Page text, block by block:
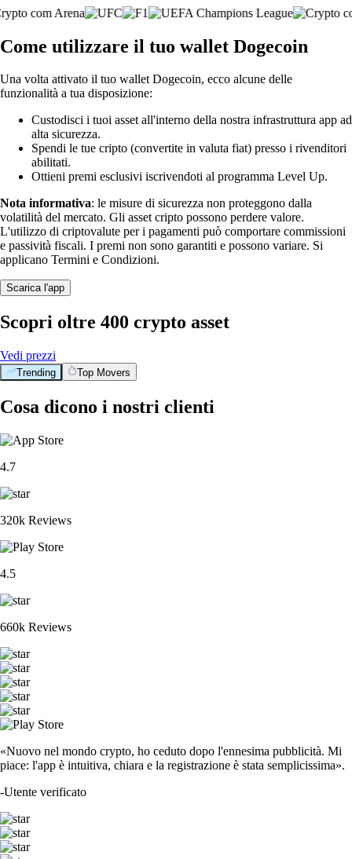
Come utilizzare il tuo wallet Dogecoin
Una volta attivato il tuo wallet Dogecoin, ecco alcune delle
funzionalità a tua disposizione:
Custodisci i tuoi asset all'interno della nostra infrastruttura app ad
alta sicurezza.
Spendi le tue cripto (convertite in valuta fiat) presso i rivenditori
abilitati.
Ottieni premi esclusivi iscrivendoti al programma Level Up.
Nota informativa: le misure di sicurezza non proteggono dalla
volatilità del mercato. Gli asset cripto possono perdere valore.
L'utilizzo di criptovalute per i pagamenti può comportare commissioni
e passività fiscali. I premi non sono garantiti e possono variare. Si
applicano Termini e Condizioni.
Scarica l'app
Scopri oltre 400 crypto asset
Vedi prezzi
Trending Top Movers
Cosa dicono i nostri clienti
4.7
320k Reviews
4.5
660k Reviews
«Nuovo nel mondo crypto, ho ceduto dopo l'ennesima pubblicità. Mi
piace: l'app è intuitiva, chiara e la registrazione è stata semplicissima».
-Utente verificato